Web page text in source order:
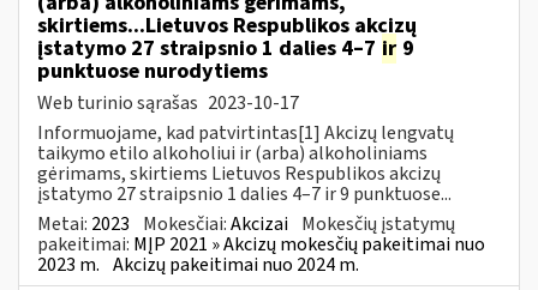
skirtiems...Lietuvos Respublikos akcizų
įstatymo 27 straipsnio 1 dalies 4–7 ir 9
punktuose nurodytiems
Web turinio sąrašas 2023-10-17
Informuojame, kad patvirtintas[1] Akcizų lengvatų
taikymo etilo alkoholiui ir (arba) alkoholiniams
gėrimams, skirtiems Lietuvos Respublikos akcizų
įstatymo 27 straipsnio 1 dalies 4–7 ir 9 punktuose...
Metai: 2023 Mokesčiai:Akcizai Mokesčių įstatymų
pakeitimai: MĮP 2021 » Akcizų mokesčių pakeitimai nuo
2023 m. Akcizų pakeitimai nuo 2024 m.